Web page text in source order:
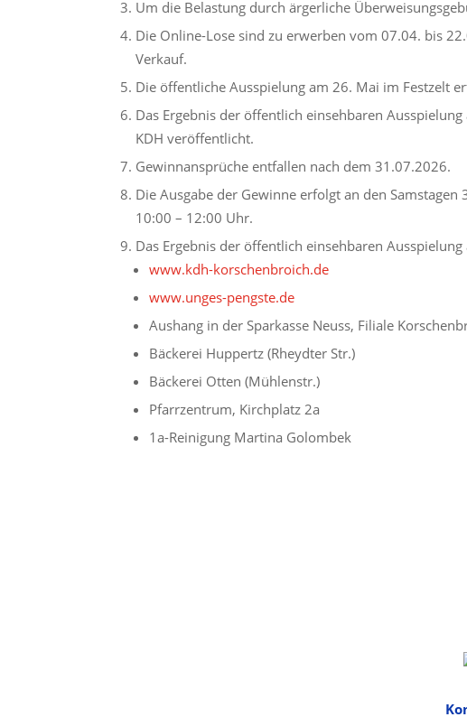
Um die Belastung durch ärgerliche
Die Online-Lose sind zu erwerben vom 07.04. bis
Verkauf.
Die öffentliche Ausspielung am 26. Mai im Festzelt
Das Ergebnis der öffentlich einsehbaren
KDH veröffentlicht.
Gewinnansprüche entfallen nach dem 31.07.2026.
Die Ausgabe der Gewinne erfolgt an den
10:00 – 12:00 Uhr.
Das Ergebnis der öffentlich einsehbaren
www.kdh-korschenbroich.de
www.unges-pengste.de
Aushang in der Sparkasse Neuss, Filiale
Bäckerei Huppertz (Rheydter Str.)
Bäckerei Otten (Mühlenstr.)
Pfarrzentrum, Kirchplatz 2a
1a-Reinigung Martina Golombek